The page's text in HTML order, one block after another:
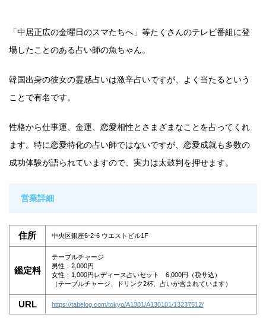
「中居正広の金曜日のスマたちへ」等たくさんのテレビ番組に登
場したことのある占い師の魚ちゃん。
韓国出身の彼女の霊感占いは激辛占いですが、よく当たるという
ことで有名です。
性格から仕事運、金運、恋愛相性とさまざまなことを占ってくれ
ます。特に恋愛特化の占い師ではないですが、恋愛成就も多数の
成功体験が語られていますので、実力は太鼓判を押せます。
営業詳細
住所 中央区銀座6-2-6 ウエストビル1F
鑑定料
テーブルチャージ
男性：2,000円
女性：1,000円レディース占いセット 6,000円（税サ込）
（テーブルチャージ、ドリンク2杯、占いが含まれています）
URL https://tabelog.com/tokyo/A1301/A130101/13237512/